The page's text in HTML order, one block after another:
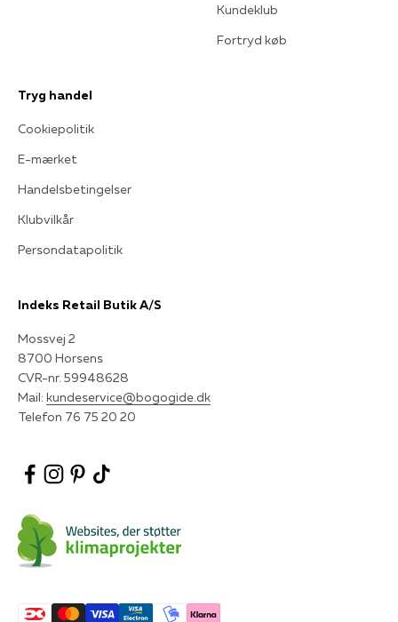
Kundeklub
Fortryd køb
Tryg handel
Cookiepolitik
E-mærket
Handelsbetingelser
Klubvilkår
Persondatapolitik
Indeks Retail Butik A/S
Mossvej 2
8700 Horsens
CVR-nr. 59948628
Mail: kundeservice@bogogide.dk
Telefon 76 75 20 20